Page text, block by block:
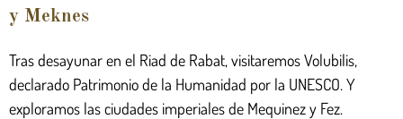
y Meknes
Tras desayunar en el Riad de Rabat, visitaremos Volubilis,
declarado Patrimonio de la Humanidad por la UNESCO. Y
exploramos las ciudades imperiales de Mequinez y Fez.